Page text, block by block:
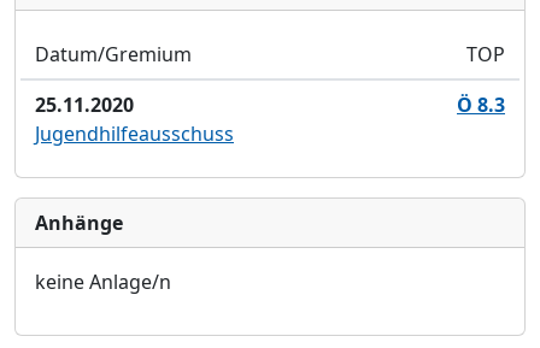
Datum/Gremium
TOP
25.11.2020
Ö 8.3
Jugendhilfeausschuss
Anhänge
keine Anlage/n